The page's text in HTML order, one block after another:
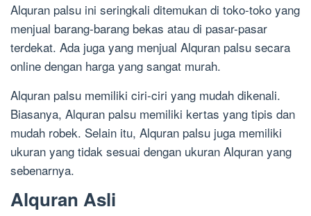
Alquran palsu ini seringkali ditemukan di toko-toko yang
menjual barang-barang bekas atau di pasar-pasar
terdekat. Ada juga yang menjual Alquran palsu secara
online dengan harga yang sangat murah.
Alquran palsu memiliki ciri-ciri yang mudah dikenali.
Biasanya, Alquran palsu memiliki kertas yang tipis dan
mudah robek. Selain itu, Alquran palsu juga memiliki
ukuran yang tidak sesuai dengan ukuran Alquran yang
sebenarnya.
Alquran Asli